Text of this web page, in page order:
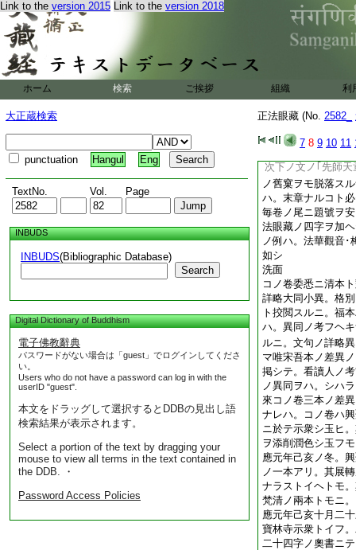
Link to the version 2015 Link to the version 2018
ホーム 検索 ご挨拶 組織 利
大正蔵検索
punctuation Hangul Eng
TextNo. Vol. Page
INBUDS
INBUDS(Bibliographic Database)
Search
Digital Dictionary of Buddhism
電子佛教辭典
パスワードがない場合は「guest」でログインしてくださ
い。
Users who do not have a password can log in with the
userID "guest".
本文をドラッグして選択するとDDBの見出し語
検索結果が表示されます。
Select a portion of the text by dragging your
mouse to view all terms in the text contained in
the DDB. ・
Password Access Policies
正法眼藏 (No. 2582_
7 8 9 10 11
ニ布置シテ。宗禮
コノ卷。古本ミナ
目ナルコトアキラ
セリ。イマコノ卷
アレハ。スナハチ
置セル嗣書ノ二字
次下ノ文ノ｢先師
ノ舊窠ヲモ脱落ス
ハ。末章ナルコト
毎卷ノ尾ニ題號ヲ
法眼藏ノ四字ヲ加
ノ例ハ。法華觀音･
如シ
洗面
コノ卷委悉ニ清本
詳略大同小異。格
ト挍閲スルニ。福
ハ。異同ノ考フヘ
ルニ。文句ノ詳略
マ唯宋吾本ノ差異
掲シテ。看讀人ノ
ノ異同ヲハ。シハ
來コノ卷三本ノ差
ナレハ。コノ卷ハ
ニ於テ示衆シ玉ヒ
ヲ添削潤色シ玉フ
應元年己亥ノ冬。
ノ一本アリ。其展
ナラストイヘトモ
梵清ノ兩本トモニ
應元年己亥十月二
寶林寺示衆トイフ
二十四字ノ奧書ニ